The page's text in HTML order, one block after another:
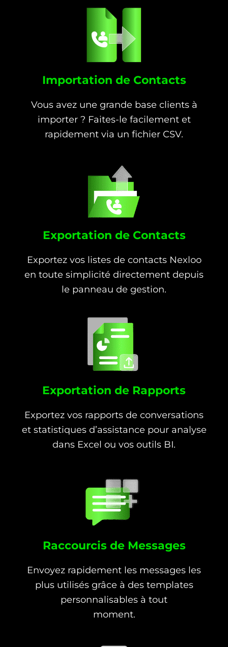
Importation de Contacts
Vous avez une grande base clients à
importer ? Faites-le facilement et
rapidement via un fichier CSV.
Exportation de Contacts
Exportez vos listes de contacts Nexloo
en toute simplicité directement depuis
le panneau de gestion.
Exportation de Rapports
Exportez vos rapports de conversations
et statistiques d’assistance pour analyse
dans Excel ou vos outils BI.
Raccourcis de Messages
Envoyez rapidement les messages les
plus utilisés grâce à des templates
personnalisables à tout
moment.